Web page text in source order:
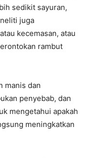
sedikit sayuran,
juga
kecemasan, atau
rambut
manis dan
penyebab, dan
mengetahui apakah
meningkatkan